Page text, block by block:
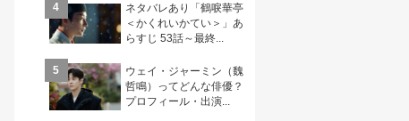
4
ネタバレあり「鶴唳華亭
＜かくれいかてい＞」あ
らすじ 53話～最終...
5
ウェイ・ジャーミン（魏
哲鳴）ってどんな俳優？
プロフィール・出演...